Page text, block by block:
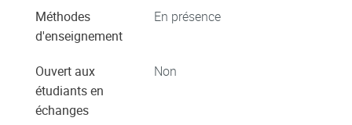
Méthodes
d'enseignement
En présence
Ouvert aux
étudiants en
échanges
Non